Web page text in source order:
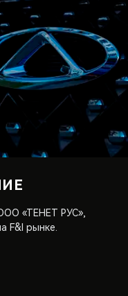
«ТЕНЕТ РУС»,
F&I рынке.